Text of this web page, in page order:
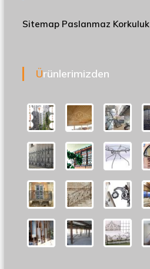
Sitemap Paslanmaz Korkuluk
Ürünlerimizden